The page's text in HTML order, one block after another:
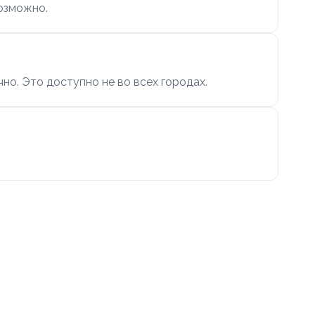
Это доступно не во всех городах.